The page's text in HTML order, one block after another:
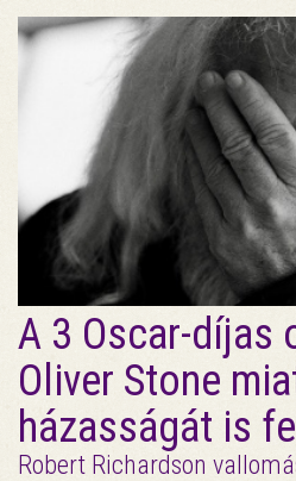
A 3 Oscar-díjas
Oliver Stone
házasságát is
Robert Richardson